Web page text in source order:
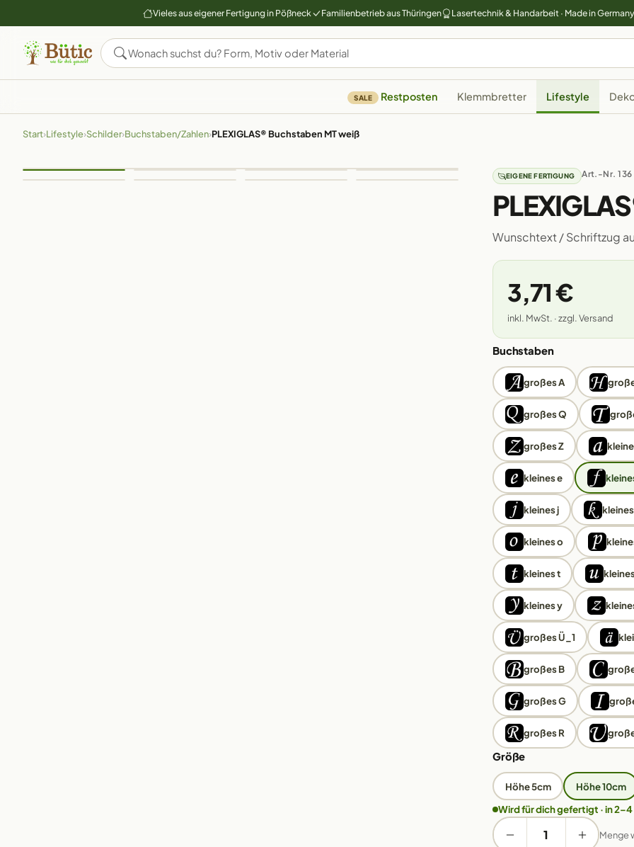
Vieles aus eigener Fertigung in Pößneck Familienbetrieb aus Thüringen Lasertechnik & Handarbeit · Made in Germany
SALE Restposten Klemmbretter Lifestyle
Start›Lifestyle›Schilder›Buchstaben/Zahlen›PLEXIGLAS® Buchstaben MT weiß
EIGENE FERTIGUNG Art.-Nr. 136
Wunschtext / Schriftzug
3,71 €
inkl. MwSt. · zzgl. Versand
Buchstaben
großes A
großes Q
großes Z
kleines e
kleines j
kleines o
kleines t
kleines y
großes Ü_1
großes B
großes G
großes R
Größe
Höhe 5cm
Höhe 10cm
Wird für dich gefertigt · in 2–4
Menge